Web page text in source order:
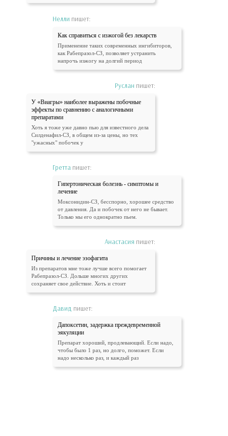
Нелли пишет:
Как справиться с изжогой без лекарств
Применение таких современных ингибиторов,
как Рабепразол-СЗ, позволяет устранить
напрочь изжогу на долгий период
Руслан пишет:
У «Виагры» наиболее выражены побочные
эффекты по сравнению с аналогичными
препаратами
Хоть я тоже уже давно пью для известного дела
Силденафил-СЗ, в общем из-за цены, но тех
"ужасных" побочек у
Гретта пишет:
Гипертоническая болезнь - симптомы и
лечение
Моксонидин-СЗ, бесспорно, хорошее средство
от давления. Да и побочек от него не бывает.
Только мы его однократно пьем.
Анастасия пишет:
Причины и лечение эзофагита
Из препаратов мне тоже лучше всего помогает
Рабепразол-СЗ. Дольше многих других
сохраняет свое действие. Хоть и стоит
Давид пишет:
Дапоксетин, задержка преждевременной
эякуляции
Препарат хороший, продлевающий. Если надо,
чтобы было 1 раз, но долго, поможет. Если
надо несколько раз, и каждый раз